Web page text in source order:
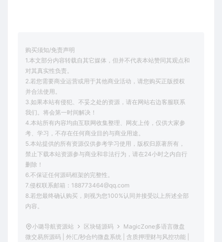
购买须知/免责声明
1.本文部分内容转载自其它媒体，但并不代表本站赞同其观点和
对其真实性负责。
2.若您需要商业运营或用于其他商业活动，请您购买正版授权
并合法使用。
3.如果本站有侵犯、不妥之处的资源，请在网站右边客服联系
我们。将会第一时间解决！
4.本站所有内容均由互联网收集整理、网友上传，仅供大家参
考、学习，不存在任何商业目的与商业用途。
5.本站提供的所有资源仅供参考学习使用，版权归原著所有，
禁止下载本站资源参与商业和非法行为，请在24小时之内自行
删除！
6.不保证任何源码框架的完整性。
7.侵权联系邮箱：188773464@qq.com
8.若您最终确认购买，则视为您100%认同并接受以上所述全部
内容。
小璐导航资源站 区块链源码
MagicZone多语言微盘
微交易所源码 | 外汇/秒合约微盘系统 | 含质押理财与风控功能 |